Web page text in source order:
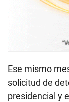
Ese mismo
solicitud de
presidencial y